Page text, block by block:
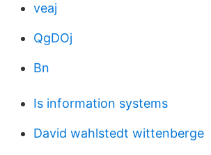
veaj
QgDOj
Bn
Is information systems
David wahlstedt wittenberge